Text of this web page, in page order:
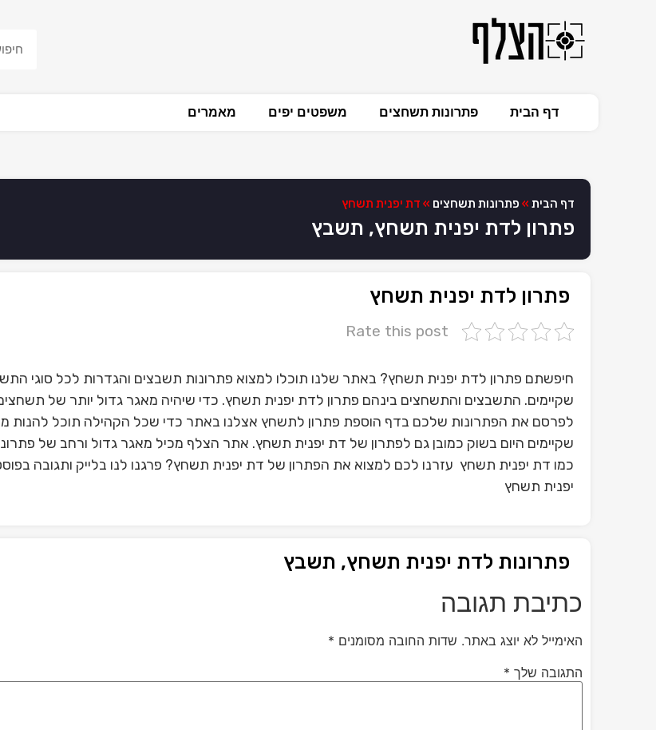
דף הבית פתרונות תשחצים משפטים יפים מאמרים
דף הבית » פתרונות תשחצים » דת יפנית תשחץ
פתרון לדת יפנית תשחץ, תשבץ
פתרון לדת יפנית תשחץ
Rate this post
חיפשתם פתרון לדת יפנית תשחץ? באתר שלנו תוכלו למצוא פתרונות תשבצים והגדרות לכל סוגי
שקיימים. התשבצים והתשחצים בינהם פתרון לדת יפנית תשחץ. כדי שיהיה מאגר גדול יותר של
לפרסם את הפתרונות שלכם בדף הוספת פתרון לתשחץ אצלנו באתר כדי שכל הקהילה תוכל להנות
שקיימים היום בשוק כמובן גם לפתרון של דת יפנית תשחץ. אתר הצלף מכיל מאגר גדול ורחב של
כמו דת יפנית תשחץ עזרנו לכם למצוא את הפתרון של דת יפנית תשחץ? פרגנו לנו בלייק ותגובה
יפנית תשחץ
פתרונות לדת יפנית תשחץ, תשבץ
כתיבת תגובה
האימייל לא יוצג באתר. שדות החובה מסומנים *
התגובה שלך *